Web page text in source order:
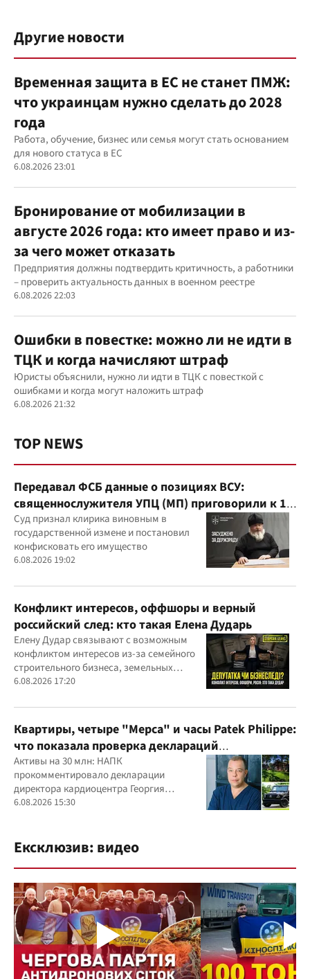
Другие новости
Временная защита в ЕС не станет ПМЖ:
что украинцам нужно сделать до 2028
года
Работа, обучение, бизнес или семья могут стать основанием
для нового статуса в ЕС
6.08.2026 23:01
Бронирование от мобилизации в
августе 2026 года: кто имеет право и из-
за чего может отказать
Предприятия должны подтвердить критичность, а работники
– проверить актуальность данных в военном реестре
6.08.2026 22:03
Ошибки в повестке: можно ли не идти в
ТЦК и когда начисляют штраф
Юристы объяснили, нужно ли идти в ТЦК с повесткой с
ошибками и когда могут наложить штраф
6.08.2026 21:32
TOP NEWS
Передавал ФСБ данные о позициях ВСУ:
священнослужителя УПЦ (МП) приговорили к 15
годам
Суд признал клирика виновным в
государственной измене и постановил
конфисковать его имущество
6.08.2026 19:02
Конфликт интересов, оффшоры и верный
российский след: кто такая Елена Дударь
Елену Дудар связывают с возможным
конфликтом интересов из-за семейного
строительного бизнеса, земельных
скандалов, судебных дел
6.08.2026 17:20
Квартиры, четыре "Мерса" и часы Patek Philippe:
что показала проверка деклараций
руководителя детского кардиоцентра
Маньковского и что говорит НАПК?
Активы на 30 млн: НАПК
прокомментировало декларации
директора кардиоцентра Георгия
Маньковского
6.08.2026 15:30
Ексклюзив: видео